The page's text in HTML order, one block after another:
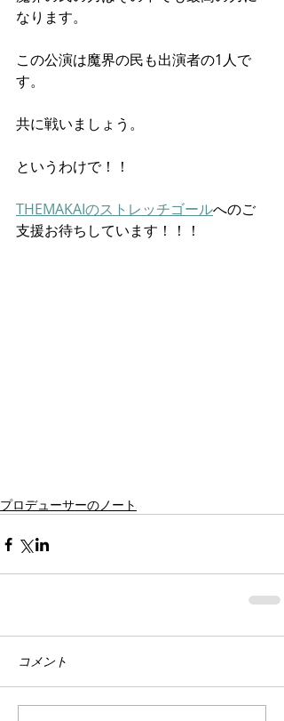
なります。
この公演は魔界の民も出演者の1人で
す。
共に戦いましょう。
というわけで！！
THEMAKAIのストレッチゴールへのご
支援お待ちしています！！！
プロデューサーのノート
コメント